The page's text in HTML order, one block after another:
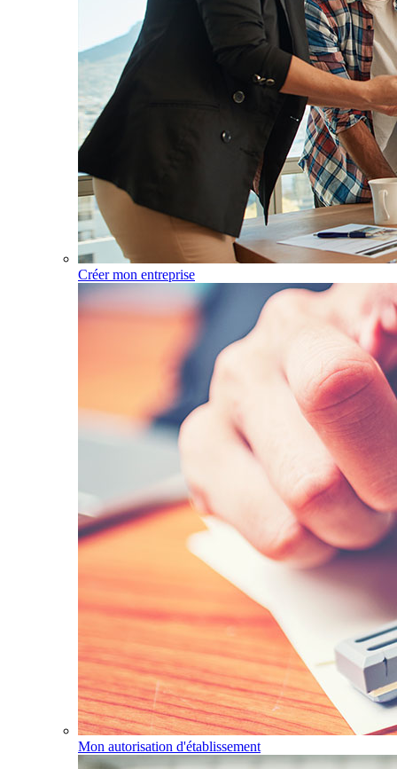
Créer mon entreprise
Mon autorisation d'établissement